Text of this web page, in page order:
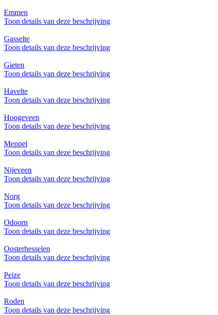
Emmen
Toon details van deze beschrijving
Gasselte
Toon details van deze beschrijving
Gieten
Toon details van deze beschrijving
Havelte
Toon details van deze beschrijving
Hoogeveen
Toon details van deze beschrijving
Meppel
Toon details van deze beschrijving
Nijeveen
Toon details van deze beschrijving
Norg
Toon details van deze beschrijving
Odoorn
Toon details van deze beschrijving
Oosterhesselen
Toon details van deze beschrijving
Peize
Toon details van deze beschrijving
Roden
Toon details van deze beschrijving